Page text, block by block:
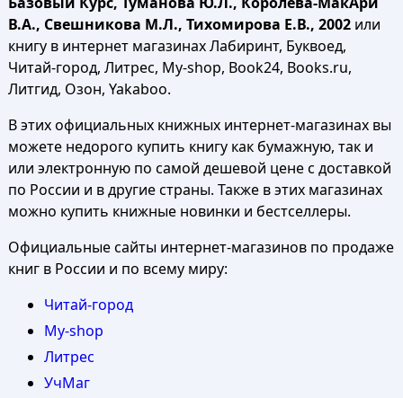
В.А., Свешникова М.Л., Тихомирова Е.В., 2002или
книгу в интернет магазинах Лабиринт, Буквоед,
Читай-город, Литрес, My-shop, Book24, Books.ru,
Литгид, Озон, Yakaboo.
В этих официальных книжных интернет-магазинах вы
можете недорого купить книгу как бумажную, так и
или электронную по самой дешевой цене с доставкой
по России и в другие страны. Также в этих магазинах
можно купить книжные новинки и бестселлеры.
Официальные сайты интернет-магазинов по продаже
книг в России и по всему миру:
Читай-город
My-shop
Литрес
УчМаг